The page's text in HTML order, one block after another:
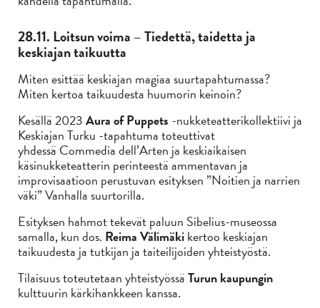
28.11. Loitsun voima – Tiedettä, taidetta ja
keskiajan taikuutta
Miten esittää keskiajan magiaa suurtapahtumassa?
Miten kertoa taikuudesta huumorin keinoin?
Kesällä 2023Aura of Puppets -nukketeatterikollektiivi ja
Keskiajan Turku -tapahtuma toteuttivat
yhdessä Commedia dell’Arten ja keskiaikaisen
käsinukketeatterin perinteestä ammentavan ja
improvisaatioon perustuvan esityksen ”Noitien ja narrien
väki” Vanhalla suurtorilla.
Esityksen hahmot tekevät paluun Sibelius-museossa
samalla, kun dos. Reima Välimäkikertoo keskiajan
taikuudesta ja tutkijan ja taiteilijoiden yhteistyöstä.
Tilaisuus toteutetaan yhteistyössäTurun kaupungin
kulttuurin kärkihankkeen kanssa.